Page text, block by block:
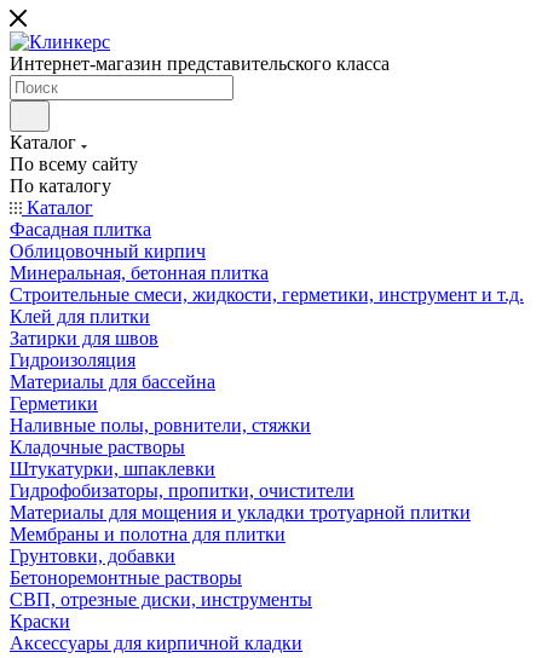
Интернет-магазин представительского класса
Каталог
По всему сайту
По каталогу
Каталог
Фасадная плитка
Облицовочный кирпич
Минеральная, бетонная плитка
Строительные смеси, жидкости, герметики, инструмент и т.д.
Клей для плитки
Затирки для швов
Гидроизоляция
Материалы для бассейна
Герметики
Наливные полы, ровнители, стяжки
Кладочные растворы
Штукатурки, шпаклевки
Гидрофобизаторы, пропитки, очистители
Материалы для мощения и укладки тротуарной плитки
Мембраны и полотна для плитки
Грунтовки, добавки
Бетоноремонтные растворы
СВП, отрезные диски, инструменты
Краски
Аксессуары для кирпичной кладки